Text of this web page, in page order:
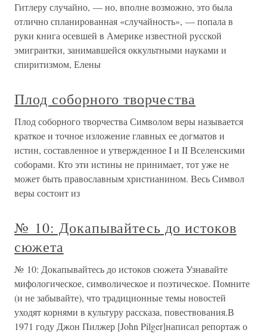
Гитлеру случайно, — но, вполне возможно, это была
отлично спланированная «случайность», — попала в
руки книга осевшей в Америке известной русской
эмигрантки, занимавшейся оккультными науками и
спиритизмом, Елены
Плод соборного творчества
Плод соборного творчества Символом веры называется
краткое и точное изложение главных ее догматов и
истин, составленное и утвержденное I и II Вселенскими
соборами. Кто эти истины не принимает, тот уже не
может быть православным христианином. Весь Символ
веры состоит из
№ 10: Докапывайтесь до истоков
сюжета
№ 10: Докапывайтесь до истоков сюжета Узнавайте
мифологическое, символическое и поэтическое. Помните
(и не забывайте), что традиционные темы новостей
уходят корнями в культуру рассказа, повествования.В
1971 году Джон Пилжер [John Pilger]написал репортаж о